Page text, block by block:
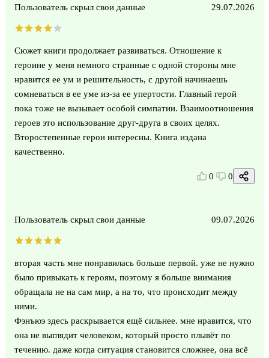
Пользователь скрыл свои данные 29.07.2026
Сюжет книги продолжает развиваться. Отношение к
героине у меня немного странные с одной стороны мне
нравится ее ум и решительность, с другой начинаешь
сомневаться в ее уме из-за ее упертости. Главный герой
пока тоже не вызывает особой симпатии. Взаимоотношения
героев это использование друг-друга в своих целях.
Второстепенные герои интересны. Книга издана
качественно.
0 0
Пользователь скрыл свои данные 09.07.2026
вторая часть мне понравилась больше первой. уже не нужно
было привыкать к героям, поэтому я больше внимания
обращала не на сам мир, а на то, что происходит между
ними.
Фэнъюэ здесь раскрывается ещё сильнее. мне нравится, что
она не выглядит человеком, который просто плывёт по
течению. даже когда ситуация становится сложнее, она всё